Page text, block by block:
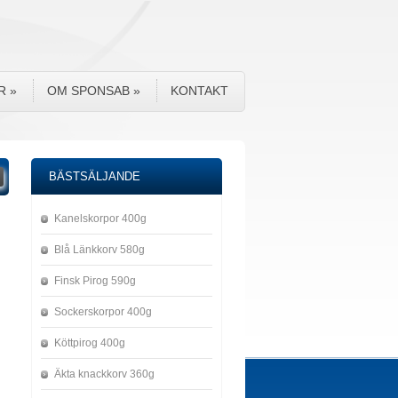
» OM SPONSAB » KONTAKT
BÄSTSÄLJANDE
Kanelskorpor 400g
Blå Länkkorv 580g
Finsk Pirog 590g
Sockerskorpor 400g
Köttpirog 400g
Äkta knackkorv 360g